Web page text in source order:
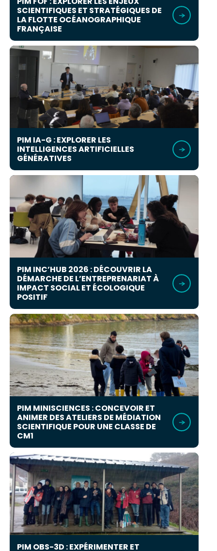
SCIENTIFIQUES ET STRATÉGIQUES DE
LA FLOTTE OCÉANOGRAPHIQUE
FRANÇAISE
PIM IA-G : EXPLORER LES
INTELLIGENCES ARTIFICIELLES
GÉNÉRATIVES
PIM INC’HUB 2026 : DÉCOUVRIR LA
DÉMARCHE DE L’ENTREPRENARIAT À
IMPACT SOCIAL ET ÉCOLOGIQUE
POSITIF
PIM MINISCIENCES : CONCEVOIR ET
ANIMER DES ATELIERS DE MÉDIATION
SCIENTIFIQUE POUR UNE CLASSE DE
CM1
PIM OBS-3D : EXPÉRIMENTER ET